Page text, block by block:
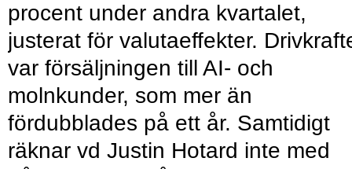
procent under andra kvartalet,
justerat för valutaeffekter.
var försäljningen till AI- och
molnkunder, som mer än
fördubblades på ett år. Samtidigt
räknar vd Justin Hotard inte med